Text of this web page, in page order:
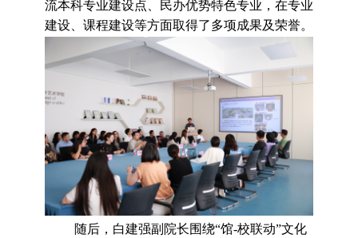
流本科专业建设点、民办优势特色专业 ，在专业
建设、课程建设等方面取得了多项成果及荣誉。
随后，白建强副院长围绕“馆-校联动”文化